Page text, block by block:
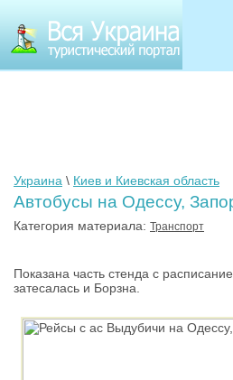
Украина \ Киев и Киевская область
Автобусы на Одессу,
Категория материала: Транспорт
Показана часть стенда с
затесалась и Борзна.